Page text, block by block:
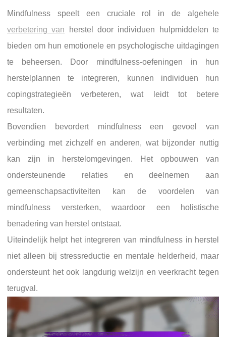
Mindfulness speelt een cruciale rol in de algehele
verbetering van herstel door individuen hulpmiddelen te
bieden om hun emotionele en psychologische uitdagingen
te beheersen. Door mindfulness-oefeningen in hun
herstelplannen te integreren, kunnen individuen hun
copingstrategieën verbeteren, wat leidt tot betere
resultaten.
Bovendien bevordert mindfulness een gevoel van
verbinding met zichzelf en anderen, wat bijzonder nuttig
kan zijn in herstelomgevingen. Het opbouwen van
ondersteunende relaties en deelnemen aan
gemeenschapsactiviteiten kan de voordelen van
mindfulness versterken, waardoor een holistische
benadering van herstel ontstaat.
Uiteindelijk helpt het integreren van mindfulness in herstel
niet alleen bij stressreductie en mentale helderheid, maar
ondersteunt het ook langdurig welzijn en veerkracht tegen
terugval.